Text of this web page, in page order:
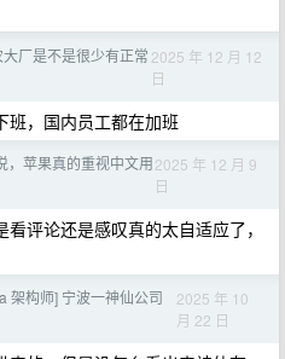
厂是不是很少有正常 2025 年 12 月 12
日
班，国内员工都在加班
，苹果真的重视中文用2025 年 12 月 9
日
评论还是感叹真的太自适应了，
架构师] 宁波一神仙公司
2025 年 10
月 22 日